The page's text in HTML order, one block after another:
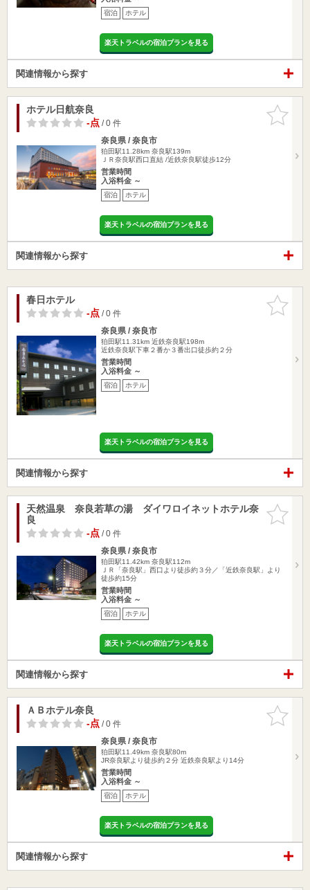
宿泊 ホテル
楽天トラベルの宿泊プランを見る
関連情報から探す
お気に入
りに追加
ホテル日航奈良
-点/ 0 件
奈良県 / 奈良市
狛田駅11.28km 奈良駅139m
ＪＲ奈良駅西口直結 /近鉄奈良駅徒歩12分
営業時間
入浴料金 ～
宿泊 ホテル
楽天トラベルの宿泊プランを見る
関連情報から探す
お気に入
りに追加
春日ホテル
-点/ 0 件
奈良県 / 奈良市
狛田駅11.31km 近鉄奈良駅198m
近鉄奈良駅下車２番か３番出口徒歩約２分
営業時間
入浴料金 ～
宿泊 ホテル
楽天トラベルの宿泊プランを見る
関連情報から探す
お気に入
りに追加
天然温泉 奈良若草の湯 ダイワロイネットホテル奈
良
-点/ 0 件
奈良県 / 奈良市
狛田駅11.42km 奈良駅112m
ＪＲ「奈良駅」西口より徒歩約３分／「近鉄奈良駅」より
徒歩約15分
営業時間
入浴料金 ～
宿泊 ホテル
楽天トラベルの宿泊プランを見る
関連情報から探す
お気に入
りに追加
ＡＢホテル奈良
-点/ 0 件
奈良県 / 奈良市
狛田駅11.49km 奈良駅80m
JR奈良駅より徒歩約２分 近鉄奈良駅より14分
営業時間
入浴料金 ～
宿泊 ホテル
楽天トラベルの宿泊プランを見る
関連情報から探す